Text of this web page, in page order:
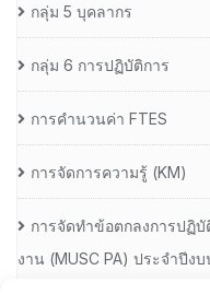
กลุ่ม 5 บุคลากร
กลุ่ม 6 การปฏิบัติการ
การคำนวนค่า FTES
การจัดการความรู้ (KM)
การจัดทำข้อตกลงการปฏิ
งาน (MUSC PA) ประจำปีง